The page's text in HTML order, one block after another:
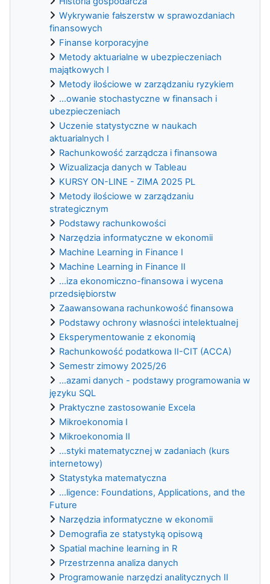
Wykrywanie fałszerstw w sprawozdaniach
finansowych
Finanse korporacyjne
Metody aktuarialne w ubezpieczeniach
majątkowych I
Metody ilościowe w zarządzaniu ryzykiem
...owanie stochastyczne w finansach i
ubezpieczeniach
Uczenie statystyczne w naukach
aktuarialnych I
Rachunkowość zarządcza i finansowa
Wizualizacja danych w Tableau
KURSY ON-LINE - ZIMA 2025 PL
Metody ilościowe w zarządzaniu
strategicznym
Podstawy rachunkowości
Narzędzia informatyczne w ekonomii
Machine Learning in Finance I
Machine Learning in Finance II
...iza ekonomiczno-finansowa i wycena
przedsiębiorstw
Zaawansowana rachunkowość finansowa
Podstawy ochrony własności intelektualnej
Eksperymentowanie z ekonomią
Rachunkowość podatkowa II-CIT (ACCA)
Semestr zimowy 2025/26
...azami danych - podstawy programowania w
języku SQL
Praktyczne zastosowanie Excela
Mikroekonomia I
Mikroekonomia II
...styki matematycznej w zadaniach (kurs
internetowy)
Statystyka matematyczna
...ligence: Foundations, Applications, and the
Future
Narzędzia informatyczne w ekonomii
Demografia ze statystyką opisową
Spatial machine learning in R
Przestrzenna analiza danych
Programowanie narzędzi analitycznych II